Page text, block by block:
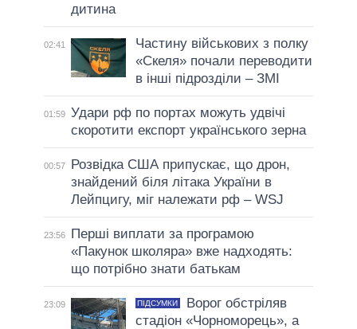
дитина
02:41
Частину військових з полку
«Скеля» почали переводити
в інші підрозділи – ЗМІ
01:59 Удари рф по портах можуть удвічі
скоротити експорт українського зерна
00:57
Розвідка США припускає, що дрон,
знайдений біля літака України в
Лейпцигу, міг належати рф – WSJ
23:56
Перші виплати за програмою
«Пакунок школяра» вже надходять:
що потрібно знати батькам
23:09 ПІДСУМКИ
Ворог обстріляв
стадіон «Чорноморець», а